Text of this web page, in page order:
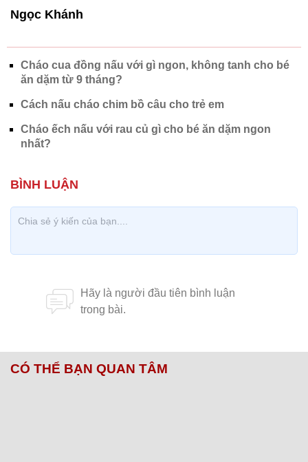
Ngọc Khánh
Cháo cua đồng nấu với gì ngon, không tanh cho bé
ăn dặm từ 9 tháng?
Cách nấu cháo chim bồ câu cho trẻ em
Cháo ếch nấu với rau củ gì cho bé ăn dặm ngon
nhất?
CÓ THỂ BẠN QUAN TÂM